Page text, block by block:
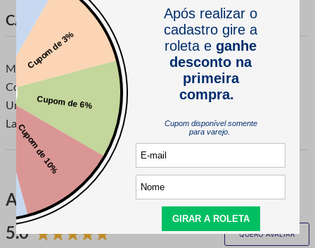
CARACTERÍSTICAS DO PRODUTO
Marca: Hak
Composição: 92% Algodão 8% Poliamida
Unidade de Venda: 1 rolo com 50 metros
Largura: 22 milímetros.
Avaliações
5.0
QUERO AVALIAR